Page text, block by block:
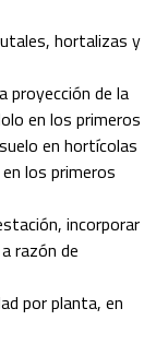
hortalizas y
proyección de la
en los primeros
en hortícolas
los primeros
incorporar
razón de
por planta, en